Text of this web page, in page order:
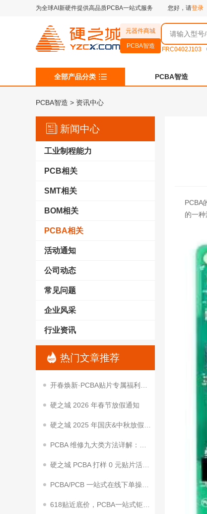
为全球AI新硬件提供高品质PCBA一站式服务 您好，请登录
元器件商城
PCBA智造 FRC0402J103
全部产品分类 PCBA智造
PCBA智造 > 资讯中心
新闻中心
工业制程能力
PCB相关
SMT相关
BOM相关
PCBA相关
活动通知
公司动态
常见问题
企业风采
行业资讯
热门文章推荐
开春焕新·PCBA贴片专属福利｜降本让利，助你抢占开春项目先机
硬之城 2026 年春节放假通知
硬之城 2025 年国庆&中秋放假通知
PCBA 维修九大类方法详解：从基础到进阶的实用技巧
硬之城 PCBA 打样 0 元贴片活动来袭！助力终端客户加速量产
PCBA/PCB 一站式在线下单操作指南
618贴近底价，PCBA一站式钜惠狂飙！
PCBA
的一